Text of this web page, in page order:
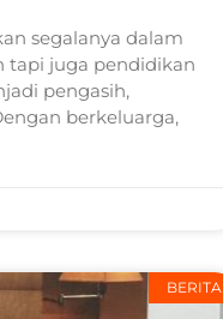
segalanya dalam
tapi juga pendidikan
pengasih,
berkeluarga,
BERITA